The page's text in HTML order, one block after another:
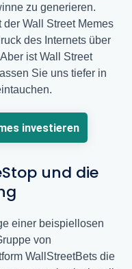
zu generieren.
Wall Street Memes
des Internets über
ist Wall Street
Sie uns tiefer in
investieren
und die
einer beispiellosen
von
WallStreetBets die